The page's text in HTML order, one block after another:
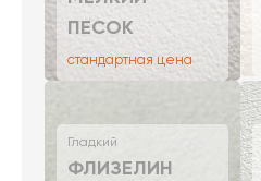
ПЕСОК
стандартная цена
Гладкий
ФЛИЗЕЛИН